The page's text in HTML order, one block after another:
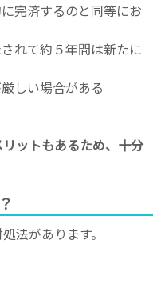
完済するのと同等にお
れて約５年間は新たに
しい場合がある
ットもあるため、十分
法があります。